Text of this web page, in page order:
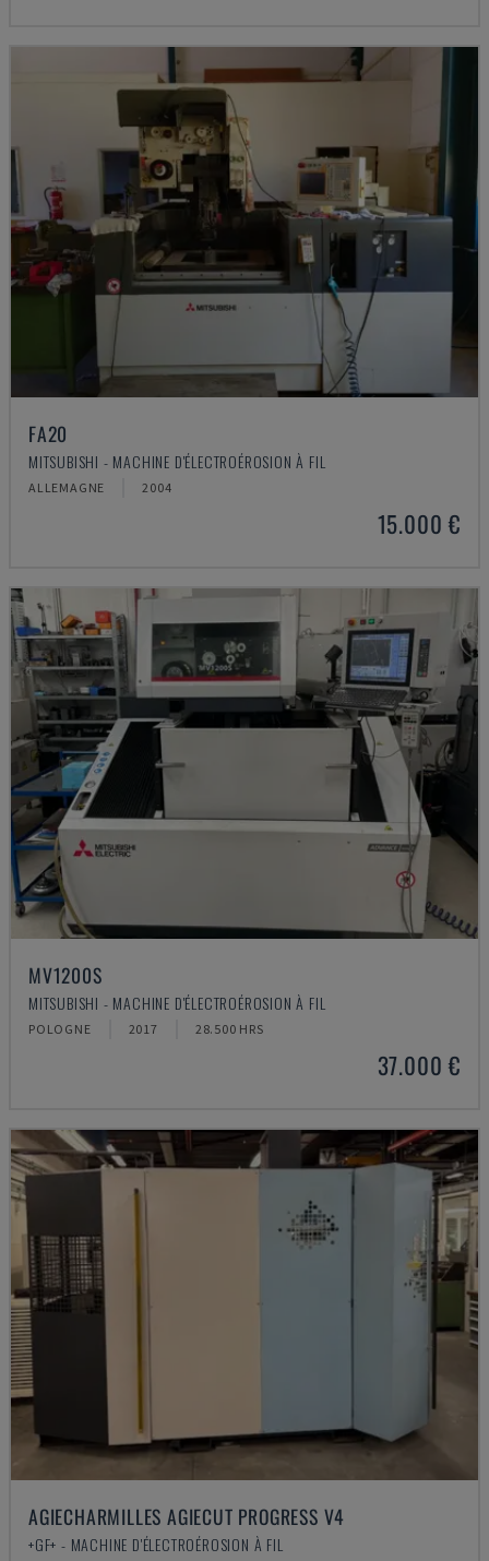
FA20
MITSUBISHI - MACHINE D'ÉLECTROÉROSION À FIL
ALLEMAGNE 2004
15.000 €
MV1200S
MITSUBISHI - MACHINE D'ÉLECTROÉROSION À FIL
POLOGNE 2017 28.500 HRS
37.000 €
AGIECHARMILLES AGIECUT PROGRESS V4
+GF+ - MACHINE D'ÉLECTROÉROSION À FIL